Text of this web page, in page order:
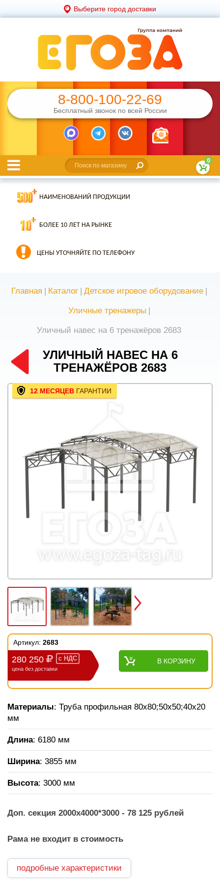
Выберите город доставки
8-800-100-22-69
Бесплатный звонок по всей России
0
НАИМЕНОВАНИЙ ПРОДУКЦИИ
БОЛЕЕ 10 ЛЕТ НА РЫНКЕ
ЦЕНЫ УТОЧНЯЙТЕ ПО ТЕЛЕФОНУ
Главная | Каталог | Детское игровое оборудование |
Уличные тренажеры |
Уличный навес на 6 тренажёров 2683
УЛИЧНЫЙ НАВЕС НА 6
ТРЕНАЖЁРОВ 2683
12 МЕСЯЦЕВ ГАРАНТИИ
Next
Артикул: 2683
280 250 с НДС
цена без доставки
В КОРЗИНУ
Материалы: Труба профильная 80х80;50х50;40х20
мм
Длина: 6180 мм
Ширина: 3855 мм
Высота: 3000 мм
Доп. секция 2000х4000*3000 - 78 125 рублей
Рама не входит в стоимость
подробные характеристики